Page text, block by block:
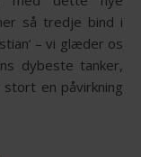
så tredje bind i
– vi glæder os
dybeste tanker,
en påvirkning